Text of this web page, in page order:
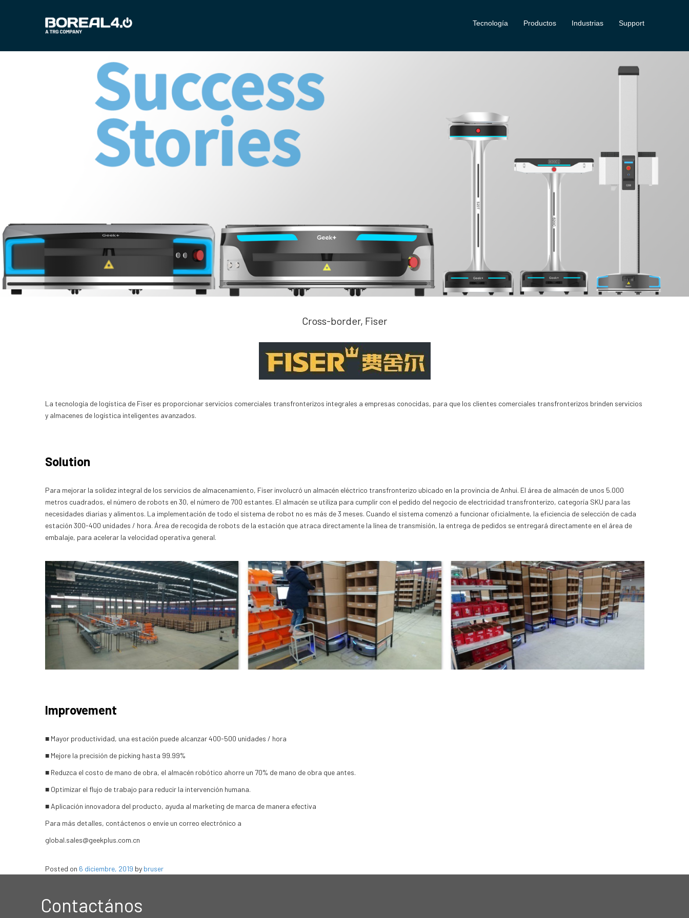
Tecnología Productos Industrias Support
Cross-border, Fiser
La tecnología de logística de Fiser es proporcionar servicios comerciales transfronterizos integrales a empresas conocidas, para que los clientes comerciales transfronterizos brinden servicios
y almacenes de logística inteligentes avanzados.
Solution
Para mejorar la solidez integral de los servicios de almacenamiento, Fiser involucró un almacén eléctrico transfronterizo ubicado en la provincia de Anhui. El área de almacén de unos 5.000
metros cuadrados, el número de robots en 30, el número de 700 estantes. El almacén se utiliza para cumplir con el pedido del negocio de electricidad transfronterizo, categoría SKU para las
necesidades diarias y alimentos. La implementación de todo el sistema de robot no es más de 3 meses. Cuando el sistema comenzó a funcionar oficialmente, la eficiencia de selección de cada
estación 300-400 unidades / hora. Área de recogida de robots de la estación que atraca directamente la línea de transmisión, la entrega de pedidos se entregará directamente en el área de
embalaje, para acelerar la velocidad operativa general.
Improvement
■ Mayor productividad, una estación puede alcanzar 400-500 unidades / hora
■ Mejore la precisión de picking hasta 99.99%
■ Reduzca el costo de mano de obra, el almacén robótico ahorre un 70% de mano de obra que antes.
■ Optimizar el flujo de trabajo para reducir la intervención humana.
■ Aplicación innovadora del producto, ayuda al marketing de marca de manera efectiva
Para más detalles, contáctenos o envíe un correo electrónico a
global.sales@geekplus.com.cn
Posted on 6 diciembre, 2019 by bruser
Contactános